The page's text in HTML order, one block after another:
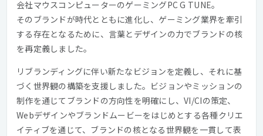
会社マウスコンピューターのゲーミングPC G TUNE。
そのブランドが時代とともに進化し、ゲーミング業界を牽引
する存在となるために、言葉とデザインの力でブランドの核
を再定義しました。
リブランディングに伴い新たなビジョンを定義し、それに基
づく世界観の構築を支援しました。ビジョンやミッションの
制作を通じてブランドの方向性を明確にし、VI/CIの策定、
Webデザインやブランドムービーをはじめとする各種クリエ
イティブを通じて、ブランドの核となる世界観を一貫して表